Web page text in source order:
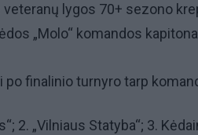
veteranų lygos 70+ sezono
„Molo“ komandos
po finalinio turnyro tarp
2. „Vilniaus Statyba“; 3.